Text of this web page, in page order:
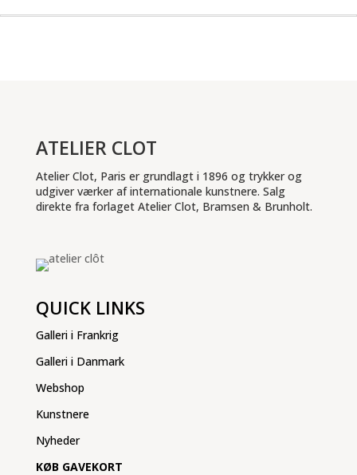
ATELIER CLOT
Atelier Clot, Paris er grundlagt i 1896 og trykker og
udgiver værker af internationale kunstnere. Salg
direkte fra forlaget Atelier Clot, Bramsen & Brunholt.
QUICK LINKS
Galleri i Frankrig
Galleri i Danmark
Webshop
Kunstnere
Nyheder
KØB GAVEKORT